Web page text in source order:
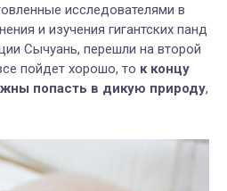
исследователями в
и изучения гигантских панд
Сычуань, перешли на второй
пойдет хорошо, то к концу
попасть в дикую природу,